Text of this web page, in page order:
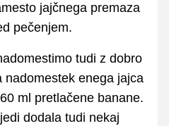
jajčnega premaza
pečenjem.
tudi z dobro
nadomestek enega jajca
ml pretlačene banane.
dodala tudi nekaj